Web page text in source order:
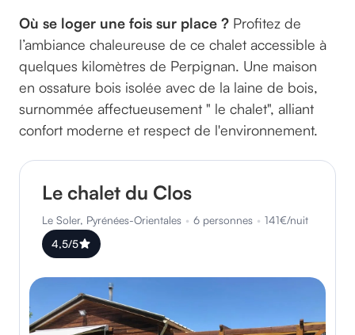
Où se loger une fois sur place ? Profitez de
l’ambiance chaleureuse de ce chalet accessible à
quelques kilomètres de Perpignan. Une maison
en ossature bois isolée avec de la laine de bois,
surnommée affectueusement " le chalet", alliant
confort moderne et respect de l'environnement.
Le chalet du Clos
Le Soler, Pyrénées-Orientales • 6 personnes • 141€/nuit
4,5/5